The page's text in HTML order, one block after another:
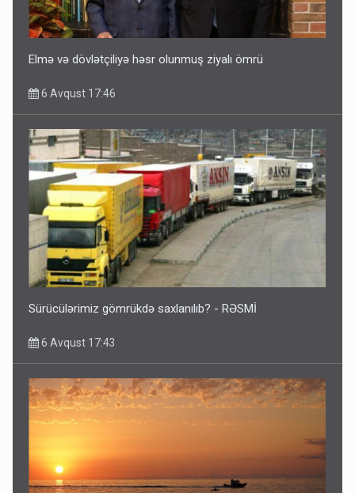
Elmə və dövlətçiliyə həsr olunmuş ziyalı ömrü
6 Avqust 17:46
Sürücülərimiz gömrükdə saxlanılıb? - RƏSMİ
6 Avqust 17:43